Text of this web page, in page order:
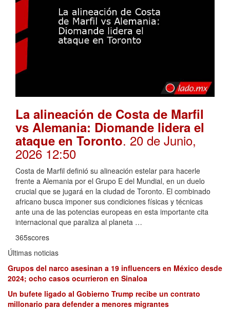
La alineación de Costa de Marfil
vs Alemania: Diomande lidera el
ataque en Toronto. 20 de Junio,
2026 12:50
Costa de Marfil definió su alineación estelar para hacerle
frente a Alemania por el Grupo E del Mundial, en un duelo
crucial que se jugará en la ciudad de Toronto. El combinado
africano busca imponer sus condiciones físicas y técnicas
ante una de las potencias europeas en esta importante cita
internacional que paraliza al planeta …
365scores
Últimas noticias
Grupos del narco asesinan a 19 influencers en México desde
2024; ocho casos ocurrieron en Sinaloa
Un bufete ligado al Gobierno Trump recibe un contrato
millonario para defender a menores migrantes